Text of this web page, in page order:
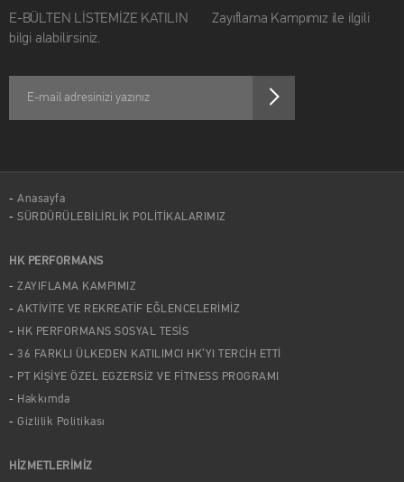
E-BÜLTEN LİSTEMİZE KATILIN Zayıflama Kampımız ile ilgili
bilgi alabilirsiniz.
Anasayfa
SÜRDÜRÜLEBİLİRLİK POLİTİKALARIMIZ
HK PERFORMANS
ZAYIFLAMA KAMPIMIZ
AKTİVİTE VE REKREATİF EĞLENCELERİMİZ
HK PERFORMANS SOSYAL TESİS
36 FARKLI ÜLKEDEN KATILIMCI HK’YI TERCİH ETTİ
PT KİŞİYE ÖZEL EGZERSİZ VE FİTNESS PROGRAMI
Hakkımda
Gizlilik Politikası
HİZMETLERİMİZ